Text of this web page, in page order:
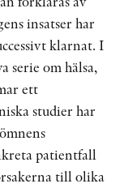
insatser har
klarnat. I
serie om hälsa,
ett
studier har
patientfall
till olika